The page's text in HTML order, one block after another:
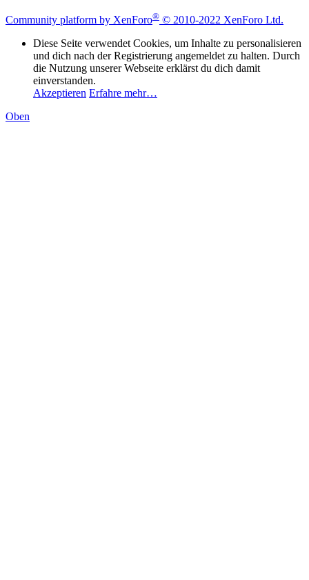
Community platform by XenForo® © 2010-2022 XenForo Ltd.
Diese Seite verwendet Cookies, um Inhalte zu personalisieren
und dich nach der Registrierung angemeldet zu halten. Durch
die Nutzung unserer Webseite erklärst du dich damit
einverstanden.
Akzeptieren Erfahre mehr…
Oben